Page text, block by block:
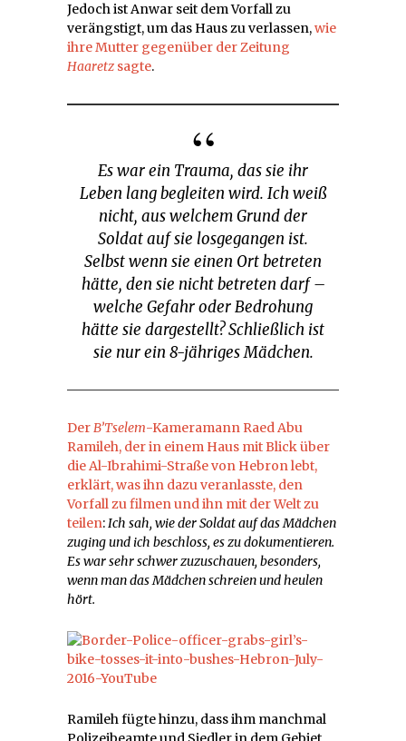
Jedoch ist Anwar seit dem Vorfall zu
verängstigt, um das Haus zu verlassen,wie
ihre Mutter gegenüber der Zeitung
Haaretz sagte.
Es war ein Trauma, das sie ihr
Leben lang begleiten wird. Ich weiß
nicht, aus welchem Grund der
Soldat auf sie losgegangen ist.
Selbst wenn sie einen Ort betreten
hätte, den sie nicht betreten darf –
welche Gefahr oder Bedrohung
hätte sie dargestellt? Schließlich ist
sie nur ein 8-jähriges Mädchen.
DerB’Tselem-Kameramann Raed Abu
Ramileh, der in einem Haus mit Blick über
die Al-Ibrahimi-Straße von Hebron lebt,
erklärt, was ihn dazu veranlasste, den
Vorfall zu filmen und ihn mit der Welt zu
teilen:Ich sah, wie der Soldat auf das Mädchen
zuging und ich beschloss, es zu dokumentieren.
Es war sehr schwer zuzuschauen, besonders,
wenn man das Mädchen schreien und heulen
hört.
Ramileh fügte hinzu, dass ihm manchmal